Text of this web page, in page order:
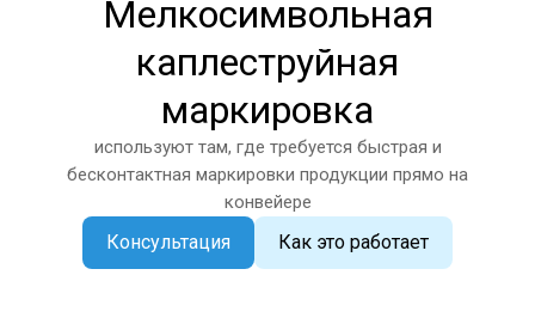
Мелкосимвольная
каплеструйная
маркировка
используют там, где требуется быстрая и
бесконтактная маркировки продукции прямо на
конвейере
Консультация Как это работает